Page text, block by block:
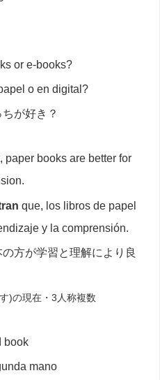
or e-books?
o en digital?
が好き？
paper books are better for
que, los libros de papel
y la comprensión.
方が学習と理解により良
)の現在・3人称複数
book
mano